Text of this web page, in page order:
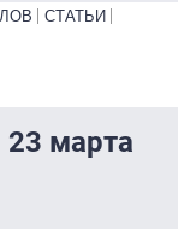
СТАТЬИ
марта